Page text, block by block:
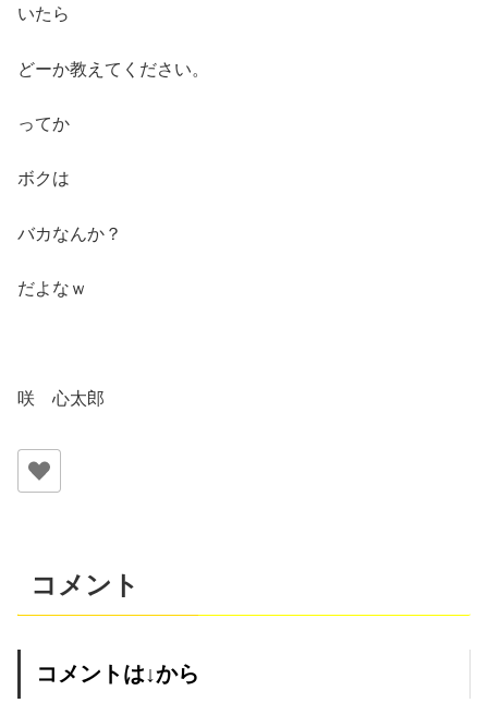
いたら
どーか教えてください。
ってか
ボクは
バカなんか？
だよなｗ
咲 心太郎
コメント
コメントは↓から